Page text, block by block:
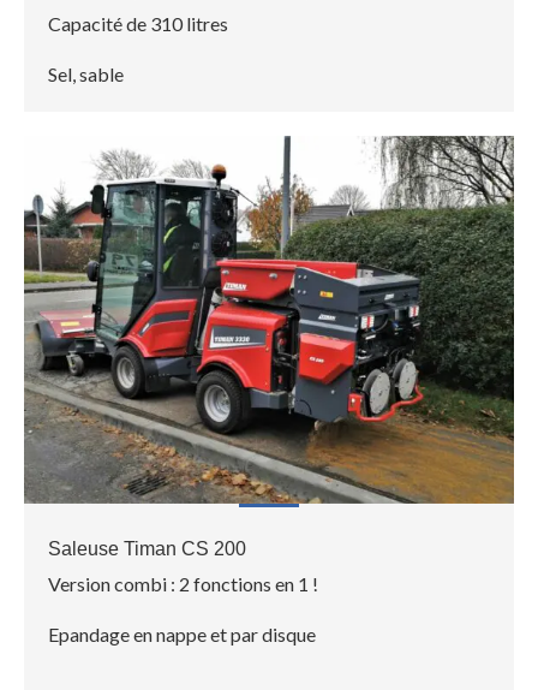
Capacité de 310 litres
Sel, sable
Saleuse Timan CS 200
Version combi : 2 fonctions en 1 !
Epandage en nappe et par disque